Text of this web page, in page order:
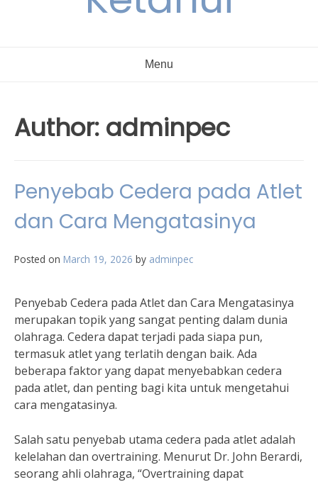
Menu
Author: adminpec
Penyebab Cedera pada Atlet
dan Cara Mengatasinya
Posted on March 19, 2026 by adminpec
Penyebab Cedera pada Atlet dan Cara Mengatasinya
merupakan topik yang sangat penting dalam dunia
olahraga. Cedera dapat terjadi pada siapa pun,
termasuk atlet yang terlatih dengan baik. Ada
beberapa faktor yang dapat menyebabkan cedera
pada atlet, dan penting bagi kita untuk mengetahui
cara mengatasinya.
Salah satu penyebab utama cedera pada atlet adalah
kelelahan dan overtraining. Menurut Dr. John Berardi,
seorang ahli olahraga, “Overtraining dapat